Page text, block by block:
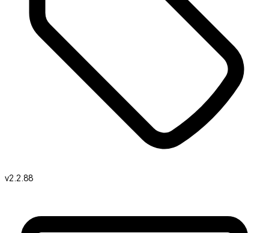
v2.2.88